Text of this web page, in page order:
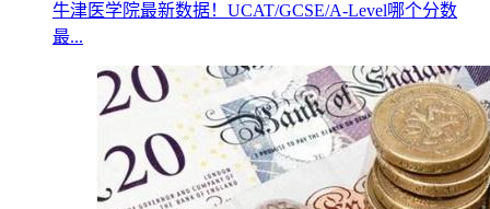
牛津医学院最新数据！UCAT/GCSE/A-Level哪个分数
最...